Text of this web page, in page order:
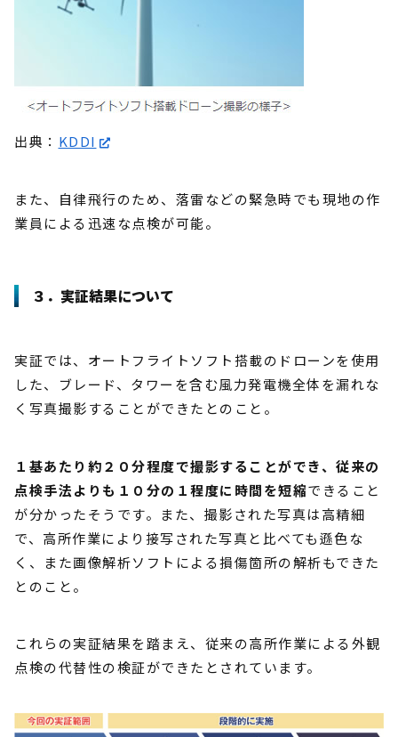
出典： KDDI
また、自律飛行のため、落雷などの緊急時でも現地の作
業員による迅速な点検が可能。
３．実証結果について
実証では、オートフライトソフト搭載のドローンを使用
した、ブレード、タワーを含む風力発電機全体を漏れな
く写真撮影することができたとのこと。
１基あたり約２０分程度で撮影することができ、従来の
点検手法よりも１０分の１程度に時間を短縮できること
が分かったそうです。また、撮影された写真は高精細
で、高所作業により接写された写真と比べても遜色な
く、また画像解析ソフトによる損傷箇所の解析もできた
とのこと。
これらの実証結果を踏まえ、従来の高所作業による外観
点検の代替性の検証ができたとされています。